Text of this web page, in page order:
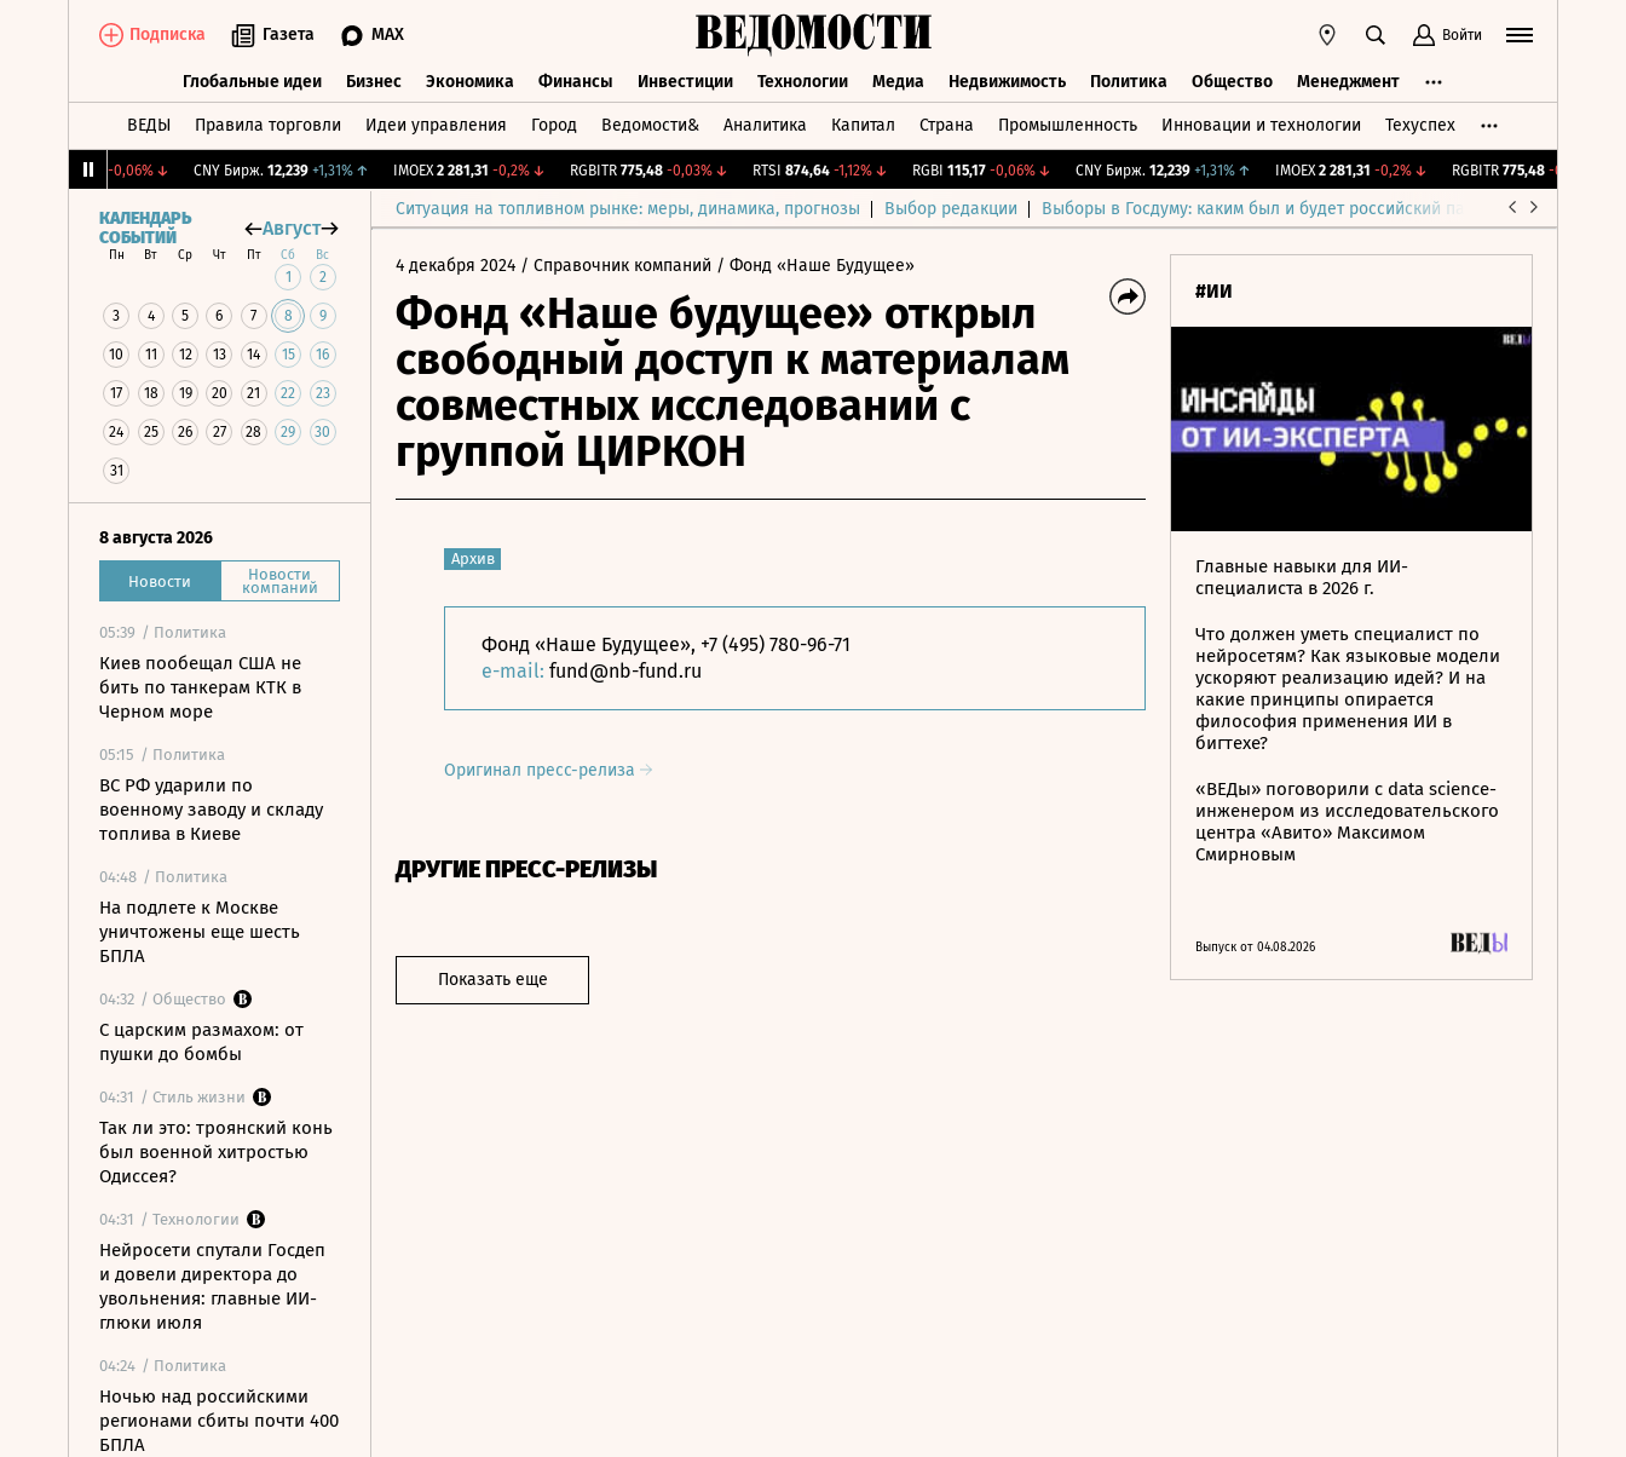
Подписка Газета MAX Войти
Глобальные идеи Бизнес Экономика Финансы Инвестиции Технологии Медиа Недвижимость Политика Общество Менеджмент
ВЕДЫ Правила торговли Идеи управления Город Ведомости& Аналитика Капитал Страна Промышленность Инновации и технологии Техуспех
-0,06%↓ CNY Бирж. 12,239 +1,31%↑ IMOEX 2 281,31 -0,2%↓ RGBITR 775,48 -0,03%↓ RTSI 874,64 -1,12%↓ RGBI 115,17 -0,06%↓ CNY Бирж. 12,239 +1,31%↑ IMOEX 2 281,31 -0,2%↓ RGBITR 775,48 -0,03%
Ситуация на топливном рынке: меры, динамика, прогнозы Выбор редакции Выборы в Госдуму: каким был и будет российский парламент
КАЛЕНДАРЬ
СОБЫТИЙ
Август
Пн Вт Ср Чт Пт Сб Вс
1 2
3 4 5 6 7 8 9
10 11 12 13 14 15 16
17 18 19 20 21 22 23
24 25 26 27 28 29 30
31
8 августа 2026
Новости Новости
компаний
05:39 / Политика
Киев пообещал США не
бить по танкерам КТК в
Черном море
05:15 / Политика
ВС РФ ударили по
военному заводу и складу
топлива в Киеве
04:48 / Политика
На подлете к Москве
уничтожены еще шесть
БПЛА
04:32 / Общество
С царским размахом: от
пушки до бомбы
04:31 / Стиль жизни
Так ли это: троянский конь
был военной хитростью
Одиссея?
04:31 / Технологии
Нейросети спутали Госдеп
и довели директора до
увольнения: главные ИИ-
глюки июля
04:24 / Политика
Ночью над российскими
регионами сбиты почти 400
БПЛА
4 декабря 2024 / Справочник компаний / Фонд «Наше Будущее»
Фонд «Наше будущее» открыл
свободный доступ к материалам
совместных исследований с
группой ЦИРКОН
Архив
Фонд «Наше Будущее», +7 (495) 780-96-71
e-mail: fund@nb-fund.ru
Оригинал пресс-релиза
ДРУГИЕ ПРЕСС-РЕЛИЗЫ
Показать еще
#ИИ
Главные навыки для ИИ-
специалиста в 2026 г.
Что должен уметь специалист по
нейросетям? Как языковые модели
ускоряют реализацию идей? И на
какие принципы опирается
философия применения ИИ в
бигтехе?
«ВЕДы» поговорили с data science-
инженером из исследовательского
центра «Авито» Максимом
Смирновым
Выпуск от 04.08.2026